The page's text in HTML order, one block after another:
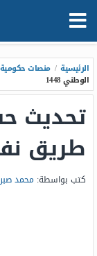
الرئيسية / منصات حكومية
الوطني 1448
تحديث
طريق
كتب بواسطة: محمد